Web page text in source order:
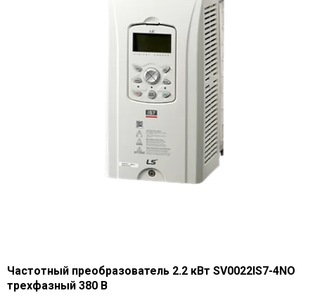
Частотный преобразователь 2.2 кВт SV0022IS7-4NO
трехфазный 380 В